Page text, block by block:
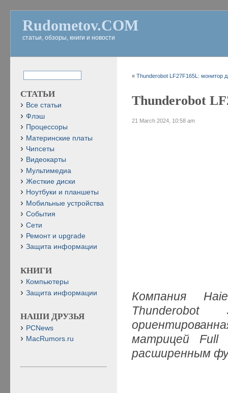
Rudometov.COM
статьи, обзоры, книги и новости
«Thunderobot LF27F165L: монитор
Thunderobot
21 March 2024, 10:58 am
Компания
Thunderobot
матрицей Full
расширенным
СТАТЬИ
Все статьи
Флэш
Процессоры
Материнские платы
Чипсеты
Видеокарты
Мультимедиа
Жесткие диски
Ноутбуки и планшеты
Мобильные устройства
События
Сети
Ремонт и upgrade
Защита информации
КНИГИ
Компьютеры
Защита информации
НАШИ ДРУЗЬЯ
PCNews
MacRumors.ru